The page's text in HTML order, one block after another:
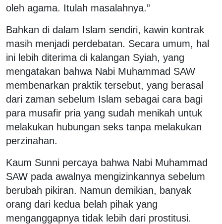
oleh agama. Itulah masalahnya.”
Bahkan di dalam Islam sendiri, kawin kontrak
masih menjadi perdebatan. Secara umum, hal
ini lebih diterima di kalangan Syiah, yang
mengatakan bahwa Nabi Muhammad SAW
membenarkan praktik tersebut, yang berasal
dari zaman sebelum Islam sebagai cara bagi
para musafir pria yang sudah menikah untuk
melakukan hubungan seks tanpa melakukan
perzinahan.
Kaum Sunni percaya bahwa Nabi Muhammad
SAW pada awalnya mengizinkannya sebelum
berubah pikiran. Namun demikian, banyak
orang dari kedua belah pihak yang
menganggapnya tidak lebih dari prostitusi.